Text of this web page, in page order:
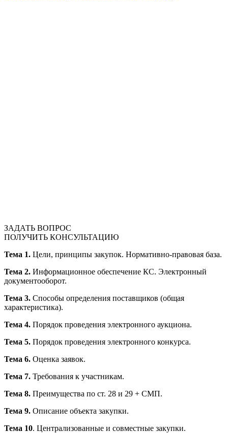
ЗАДАТЬ ВОПРОС
ПОЛУЧИТЬ КОНСУЛЬТАЦИЮ
Тема 1. Цели, принципы закупок. Нормативно-правовая база.
Тема 2. Информационное обеспечение КС. Электронный
документооборот.
Тема 3. Способы определения поставщиков (общая
характеристика).
Тема 4. Порядок проведения электронного аукциона.
Тема 5. Порядок проведения электронного конкурса.
Тема 6. Оценка заявок.
Тема 7. Требования к участникам.
Тема 8. Преимущества по ст. 28 и 29 + СМП.
Тема 9. Описание объекта закупки.
Тема 10. Централизованные и совместные закупки.